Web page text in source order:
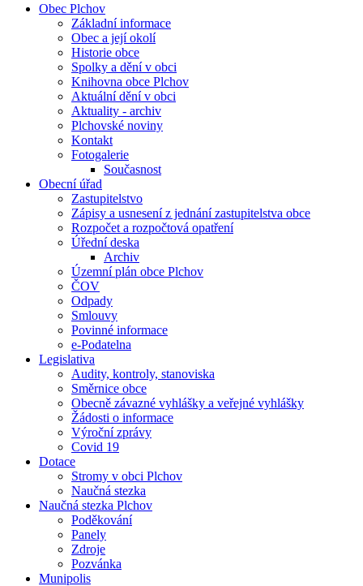
Obec Plchov
Základní informace
Obec a její okolí
Historie obce
Spolky a dění v obci
Knihovna obce Plchov
Aktuální dění v obci
Aktuality - archiv
Plchovské noviny
Kontakt
Fotogalerie
Současnost
Obecní úřad
Zastupitelstvo
Zápisy a usnesení z jednání zastupitelstva obce
Rozpočet a rozpočtová opatření
Úřední deska
Archiv
Územní plán obce Plchov
ČOV
Odpady
Smlouvy
Povinné informace
e-Podatelna
Legislativa
Audity, kontroly, stanoviska
Směrnice obce
Obecně závazné vyhlášky a veřejné vyhlášky
Žádosti o informace
Výroční zprávy
Covid 19
Dotace
Stromy v obci Plchov
Naučná stezka
Naučná stezka Plchov
Poděkování
Panely
Zdroje
Pozvánka
Munipolis